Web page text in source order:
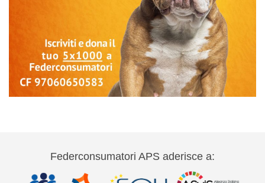
Federconsumatori APS aderisce a: